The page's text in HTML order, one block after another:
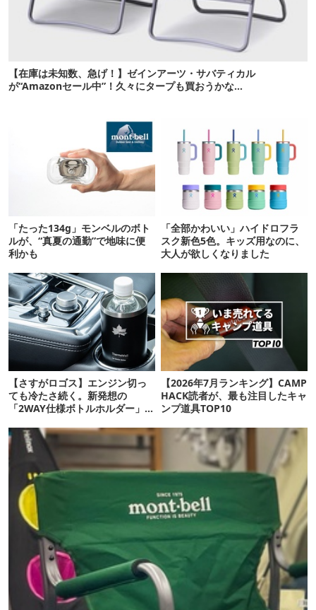
【在庫は未知数、急げ！】ゼインアーツ・サバティカル
が“Amazonセール中”！久々にタープも買おうかな…
「たった134g」モンベルのボト
ルが、“真夏の通勤”で地味に便
利かも
「全部かわいい」ハイドロフラ
スク新色5色。キッズ用なのに、
大人が欲しくなりました
【さすがロゴス】エンジン切っ
ても冷たさ続く。新発想の
「2WAY仕様ボトルホルダー」が
【2026年7月ランキング】CAMP
HACK読者が、最も注目したキャ
ンプ道具TOP10